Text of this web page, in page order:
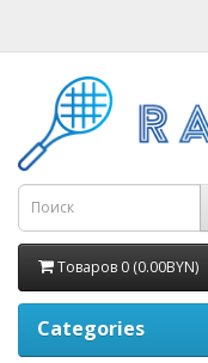
Товаров 0 (0.00BYN)
Categories